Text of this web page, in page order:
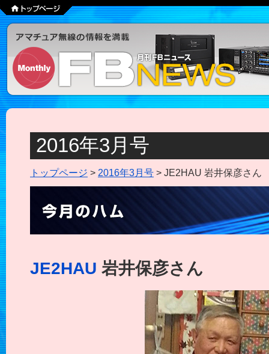
2016年3月号
トップページ > 2016年3月号 > JE2HAU 岩井保彦さん
JE2HAU 岩井保彦さん